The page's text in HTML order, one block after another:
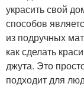
украсить свой
способов
из подручных
как сделать
джута. Это
подходит для